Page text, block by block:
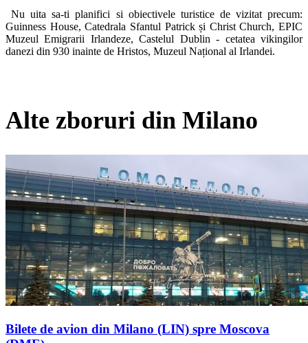
Nu uita sa-ti planifici si obiectivele turistice de vizitat precum:
Guinness House, Catedrala Sfantul Patrick și Christ Church, EPIC
Muzeul Emigrarii Irlandeze, Castelul Dublin - cetatea vikingilor
danezi din 930 inainte de Hristos, Muzeul Național al Irlandei.
Alte zboruri din Milano
Bilete de avion din Milano (LIN) spre Moscova